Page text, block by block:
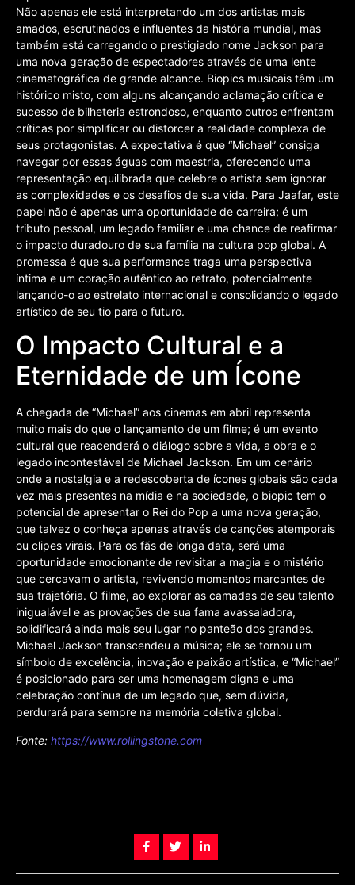
Não apenas ele está interpretando um dos artistas mais
amados, escrutinados e influentes da história mundial, mas
também está carregando o prestigiado nome Jackson para
uma nova geração de espectadores através de uma lente
cinematográfica de grande alcance. Biopics musicais têm um
histórico misto, com alguns alcançando aclamação crítica e
sucesso de bilheteria estrondoso, enquanto outros enfrentam
críticas por simplificar ou distorcer a realidade complexa de
seus protagonistas. A expectativa é que “Michael” consiga
navegar por essas águas com maestria, oferecendo uma
representação equilibrada que celebre o artista sem ignorar
as complexidades e os desafios de sua vida. Para Jaafar, este
papel não é apenas uma oportunidade de carreira; é um
tributo pessoal, um legado familiar e uma chance de reafirmar
o impacto duradouro de sua família na cultura pop global. A
promessa é que sua performance traga uma perspectiva
íntima e um coração autêntico ao retrato, potencialmente
lançando-o ao estrelato internacional e consolidando o legado
artístico de seu tio para o futuro.
O Impacto Cultural e a
Eternidade de um Ícone
A chegada de “Michael” aos cinemas em abril representa
muito mais do que o lançamento de um filme; é um evento
cultural que reacenderá o diálogo sobre a vida, a obra e o
legado incontestável de Michael Jackson. Em um cenário
onde a nostalgia e a redescoberta de ícones globais são cada
vez mais presentes na mídia e na sociedade, o biopic tem o
potencial de apresentar o Rei do Pop a uma nova geração,
que talvez o conheça apenas através de canções atemporais
ou clipes virais. Para os fãs de longa data, será uma
oportunidade emocionante de revisitar a magia e o mistério
que cercavam o artista, revivendo momentos marcantes de
sua trajetória. O filme, ao explorar as camadas de seu talento
inigualável e as provações de sua fama avassaladora,
solidificará ainda mais seu lugar no panteão dos grandes.
Michael Jackson transcendeu a música; ele se tornou um
símbolo de excelência, inovação e paixão artística, e “Michael”
é posicionado para ser uma homenagem digna e uma
celebração contínua de um legado que, sem dúvida,
perdurará para sempre na memória coletiva global.
Fonte: https://www.rollingstone.com